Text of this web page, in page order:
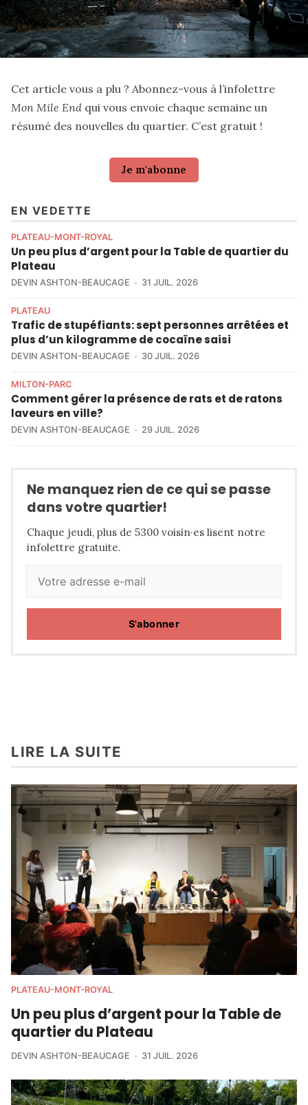
Cet article vous a plu ? Abonnez-vous à l’infolettre
Mon Mile End qui vous envoie chaque semaine un
résumé des nouvelles du quartier. C’est gratuit !
Je m'abonne
EN VEDETTE
PLATEAU-MONT-ROYAL
Un peu plus d’argent pour la Table de quartier du
Plateau
DEVIN ASHTON-BEAUCAGE 31 JUIL. 2026
PLATEAU
Trafic de stupéfiants: sept personnes arrêtées et
plus d’un kilogramme de cocaïne saisi
DEVIN ASHTON-BEAUCAGE 30 JUIL. 2026
MILTON-PARC
Comment gérer la présence de rats et de ratons
laveurs en ville?
DEVIN ASHTON-BEAUCAGE 29 JUIL. 2026
Ne manquez rien de ce qui se passe
dans votre quartier!
Chaque jeudi, plus de 5300 voisin·es lisent notre
infolettre gratuite.
S'abonner
LIRE LA SUITE
PLATEAU-MONT-ROYAL
Un peu plus d’argent pour la Table de
quartier du Plateau
DEVIN ASHTON-BEAUCAGE 31 JUIL. 2026